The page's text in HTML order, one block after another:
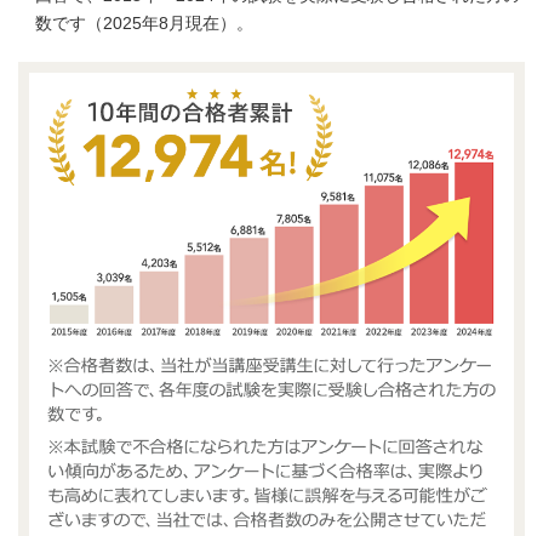
数です（2025年8月現在）。